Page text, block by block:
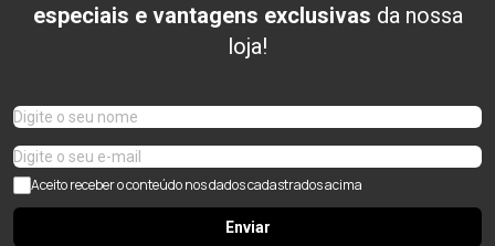
especiais e vantagens exclusivas da nossa
loja!
Aceito receber o conteúdo nos dados cadastrados acima
Enviar